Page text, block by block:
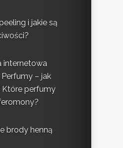
i jakie są
internetowa
Perfumy – jak
perfumy
brody henną